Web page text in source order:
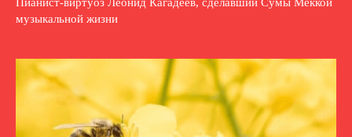
музыкальной жизни